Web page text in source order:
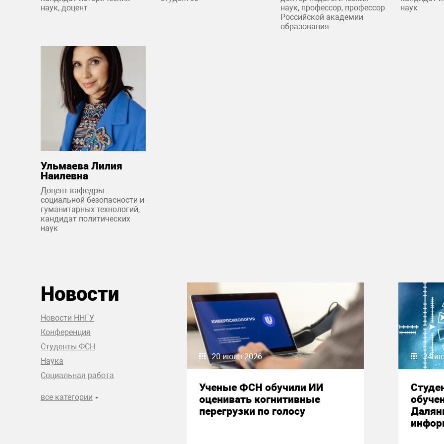
наук, доцент
наук, профессор, профессор
Российской академии
образования
наук
Ульмаева Лилия
Наилевна
Доцент кафедры
социальной безопасности и
гуманитарных технологий,
кандидат политических
наук
Новости
Новости ННГУ
Конференция
Студенты ФСН
Наука
Социальная работа
все категории
20 июля 2026
Ученые ФСН обучили ИИ
оценивать когнитивные
перегрузки по голосу
24